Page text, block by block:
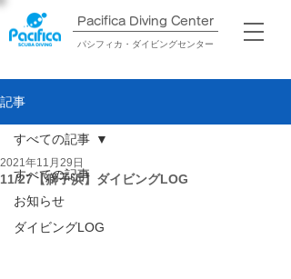
Pacifica Diving Center​
パシフィカ・ダイビングセンター
記事
すべての記事
お知らせ
ダイビングLOG
すべての記事
11/27【獅子浜】ダイビングLOG
2021年11月29日